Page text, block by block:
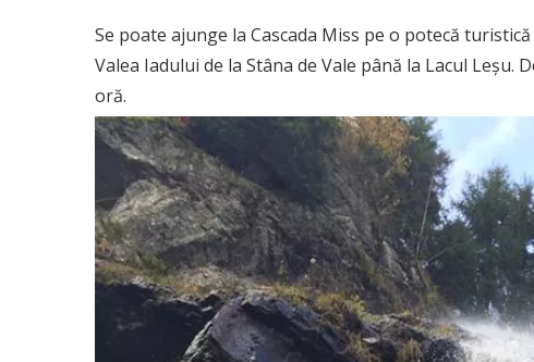
Se poate ajunge la Cascada Miss pe o potecă
Valea Iadului de la Stâna de Vale până la Lacul
oră.